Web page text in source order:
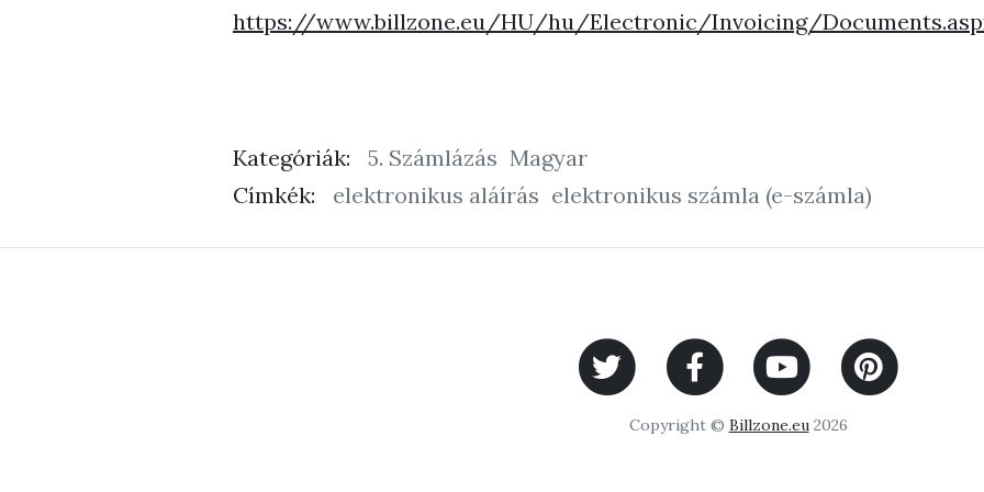
https://www.billzone.eu/HU/hu/Electronic/Invoicing/
Kategóriák: 5. Számlázás Magyar
Címkék:
elektronikus aláírás elektronikus számla (e-számla)
Copyright © Billzone.eu2026